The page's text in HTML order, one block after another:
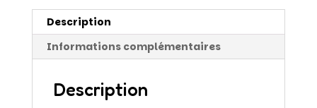
Description
Informations complémentaires
Description